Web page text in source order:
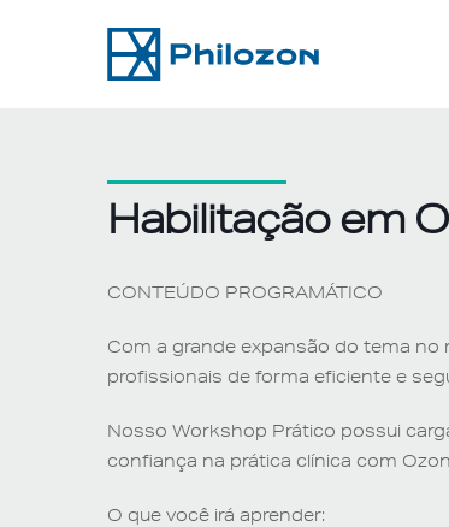
Habilitação em
CONTEÚDO PROGRAMÁTICO
Com a grande expansão do tema
profissionais de forma eficiente e
Nosso Workshop Prático possui
confiança na prática clínica com
O que você irá aprender: